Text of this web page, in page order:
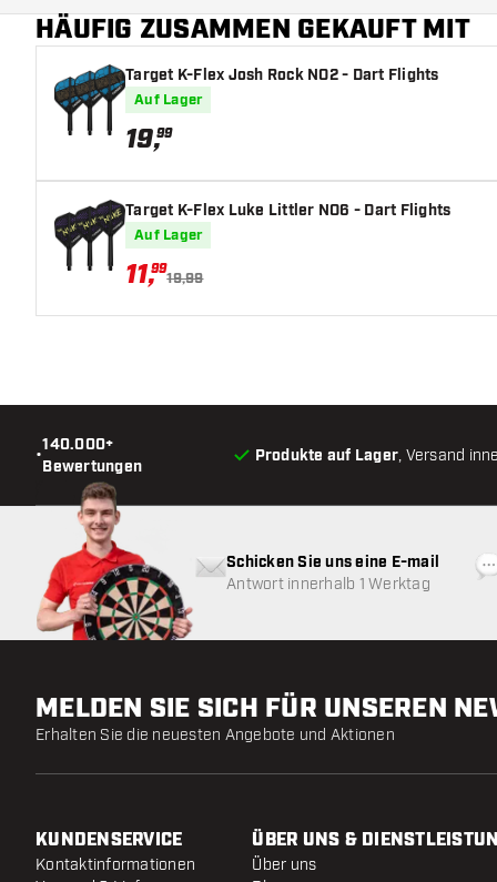
Höhe: 46 mm
HÄUFIG ZUSAMMEN GEKAUFT MIT
Target K-Flex Josh Rock NO2 - Dart Flights
Auf Lager
19,99
Target K-Flex Luke Littler NO6 - Dart Flights
Auf Lager
11,99
19,99
•
140.000+
Bewertungen
Produkte auf Lager, Versand
Schicken Sie uns eine E-mail
Antwort innerhalb 1 Werktag
MELDEN SIE SICH FÜR UNSEREN
Erhalten Sie die neuesten Angebote und Aktionen
KUNDENSERVICE
Kontaktinformationen
ÜBER UNS &
Über uns